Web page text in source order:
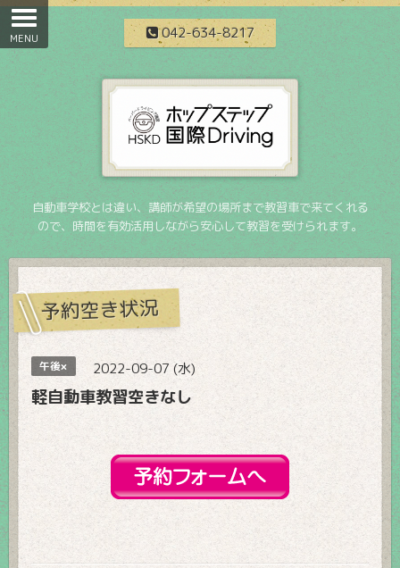
042-634-8217
自動車学校とは違い、講師が希望の場所まで教習車で来てくれる
ので、時間を有効活用しながら安心して教習を受けられます。
予約空き状況
午後× 2022-09-07 (水)
軽自動車教習空きなし